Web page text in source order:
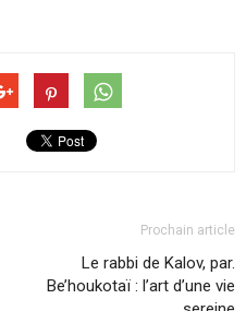
Prochain article
Le rabbi de Kalov, par.
Be’houkotaï : l’art d’une vie